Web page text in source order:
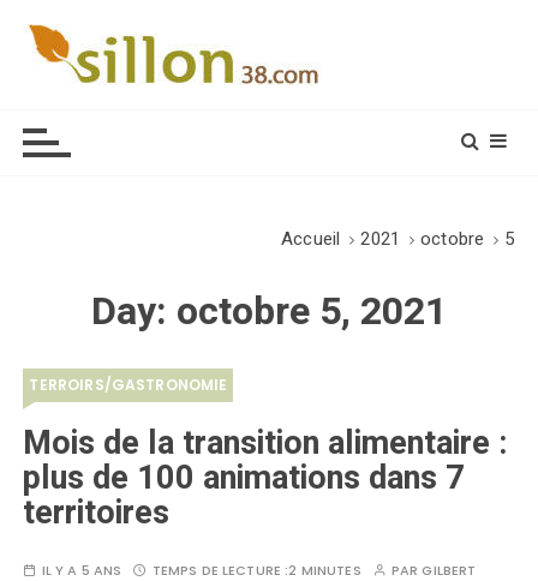
Accueil 2021 octobre 5
Day: octobre 5, 2021
TERROIRS/GASTRONOMIE
Mois de la transition alimentaire :
plus de 100 animations dans 7
territoires
IL Y A 5 ANS TEMPS DE LECTURE :2 MINUTES PARGILBERT